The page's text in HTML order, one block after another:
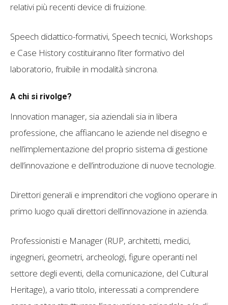
relativi più recenti device di fruizione.
Speech didattico-formativi, Speech tecnici, Workshops
e Case History costituiranno l’iter formativo del
laboratorio, fruibile in modalità sincrona.
A chi si rivolge?
Innovation manager, sia aziendali sia in libera
professione, che affiancano le aziende nel disegno e
nell’implementazione del proprio sistema di gestione
dell’innovazione e dell’introduzione di nuove tecnologie.
Direttori generali e imprenditori che vogliono operare in
primo luogo quali direttori dell’innovazione in azienda.
Professionisti e Manager (RUP, architetti, medici,
ingegneri, geometri, archeologi, figure operanti nel
settore degli eventi, della comunicazione, del Cultural
Heritage), a vario titolo, interessati a comprendere